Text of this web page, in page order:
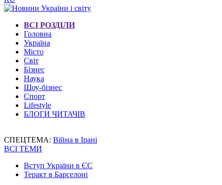
ВСІ РОЗДІЛИ
Головна
Україна
Місто
Світ
Бізнес
Наука
Шоу-бізнес
Спорт
Lifestyle
БЛОГИ ЧИТАЧІВ
СПЕЦТЕМА: Війна в Ірані
ВСІ ТЕМИ
Вступ України в ЄС
Теракт в Барселоні